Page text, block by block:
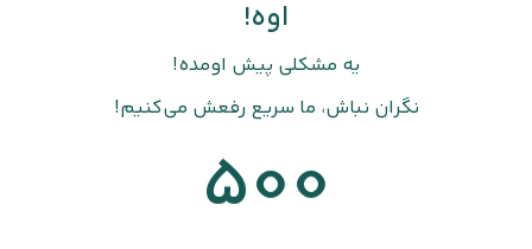
اوه!
یه مشکلی پیش اومده!
نگران نباش، ما سریع رفعش می‌کنیم!
500